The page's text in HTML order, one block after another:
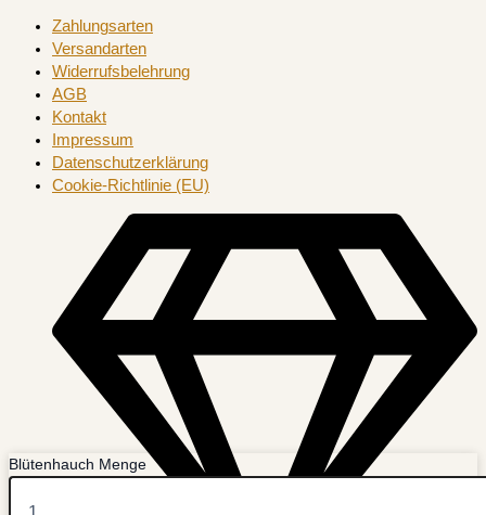
Zahlungsarten
Versandarten
Widerrufsbelehrung
AGB
Kontakt
Impressum
Datenschutzerklärung
Cookie-Richtlinie (EU)
Blütenhauch Menge